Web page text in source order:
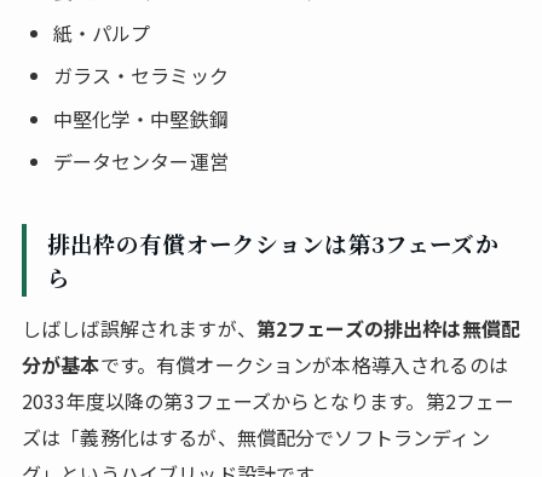
紙・パルプ
ガラス・セラミック
中堅化学・中堅鉄鋼
データセンター運営
排出枠の有償オークションは第3フェーズか
ら
しばしば誤解されますが、 第2フェーズの排出枠は無償配
分が基本です。有償オークションが本格導入されるのは
2033年度以降の第3フェーズからとなります。第2フェー
ズは「義務化はするが、無償配分でソフトランディン